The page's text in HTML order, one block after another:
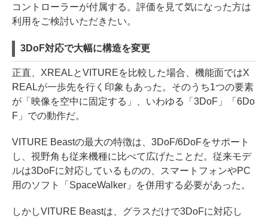
コントローラーが付属する。評価を見て気になった方は
利用をご検討いただきたい。
3DoF対応で大幅に構造を変更
正直、XREALとVITUREを比較した場合、機能面ではX
REALが一歩先を行く印象もあった。そのうち1つの要素
が「映像を空中に固定する」、いわゆる「3DoF」「6Do
F」での動作だ。
VITURE Beastの最大の特徴は、3DoF/6DoFをサポート
し、視野角も従来機種に比べて広げたことだ。従来モデ
ルは3DoFに対応しているものの、スマートフォンやPC
用のソフト「SpaceWalker」を併用する必要があった。
しかしVITURE Beastは、グラスだけで3DoFに対応し